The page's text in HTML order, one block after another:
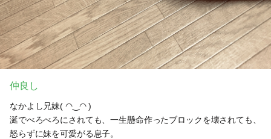
仲良し
なかよし兄妹( ◠‿◠ )
涎でべろべろにされても、一生懸命作ったブロックを壊されても、
怒らずに妹を可愛がる息子。